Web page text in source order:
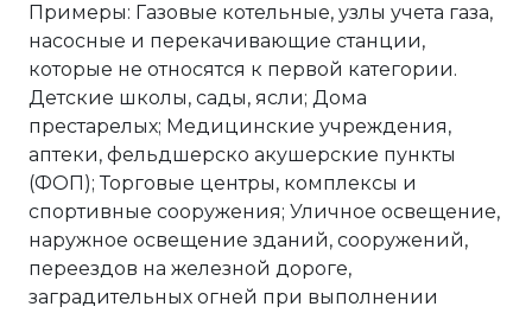
Примеры: Газовые котельные, узлы учета газа,
насосные и перекачивающие станции,
которые не относятся к первой категории.
Детские школы, сады, ясли; Дома
престарелых; Медицинские учреждения,
аптеки, фельдшерско акушерские пункты
(ФОП); Торговые центры, комплексы и
спортивные сооружения; Уличное освещение,
наружное освещение зданий, сооружений,
переездов на железной дороге,
заградительных огней при выполнении